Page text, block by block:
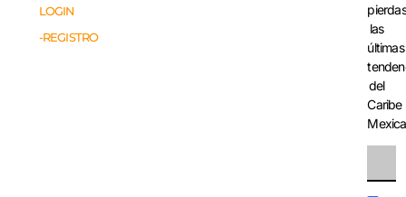
LOGIN
-REGISTRO
pierdas
las
últimas
del
Caribe